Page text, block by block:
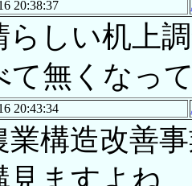
20:38:37
らしい机上
て無くなっ
20:43:34
業構造改善